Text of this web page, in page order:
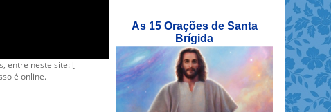
entre neste site: [
é online.
As 15 Orações de Santa
Brígida